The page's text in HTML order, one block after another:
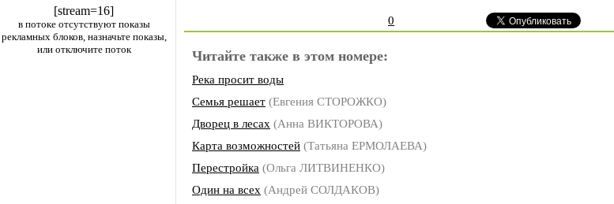
[stream=16]
в потоке отсутствуют показы
рекламных блоков, назначьте показы,
или отключите поток
0
Читайте также в этом номере:
Река просит воды
Семья решает (Евгения СТОРОЖКО)
Дворец в лесах (Анна ВИКТОРОВА)
Карта возможностей (Татьяна ЕРМОЛАЕВА)
Перестройка (Ольга ЛИТВИНЕНКО)
Один на всех (Андрей СОЛДАКОВ)